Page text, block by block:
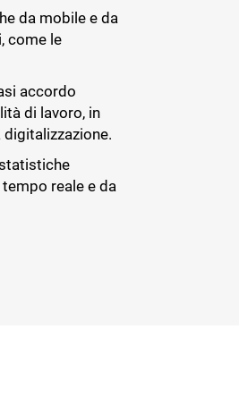
da mobile e da
come le
accordo
di lavoro, in
digitalizzazione.
reale e da